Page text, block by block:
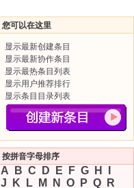
您可以在这里
显示最新创建条目
显示最新协作条目
显示最热条目列表
显示用户推荐排行
显示条目目录列表
按拼音字母排序
A B C D E F G H
J
K L M N O P Q R